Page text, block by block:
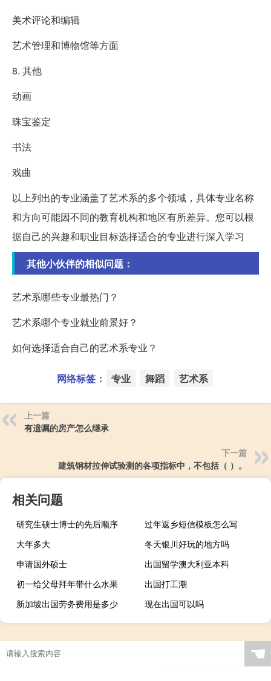
美术评论和编辑
艺术管理和博物馆等方面
8. 其他
动画
珠宝鉴定
书法
戏曲
以上列出的专业涵盖了艺术系的多个领域，具体专业名称
和方向可能因不同的教育机构和地区有所差异。您可以根
据自己的兴趣和职业目标选择适合的专业进行深入学习
其他小伙伴的相似问题：
艺术系哪些专业最热门？
艺术系哪个专业就业前景好？
如何选择适合自己的艺术系专业？
网络标签： 专业 舞蹈 艺术系
上一篇
有遗嘱的房产怎么继承
下一篇
建筑钢材拉伸试验测的各项指标中，不包括（ ）。
相关问题
研究生硕士博士的先后顺序
过年返乡短信模板怎么写
大年多大
冬天银川好玩的地方吗
申请国外硕士
出国留学澳大利亚本科
初一给父母拜年带什么水果
出国打工潮
新加坡出国劳务费用是多少
现在出国可以吗
☚